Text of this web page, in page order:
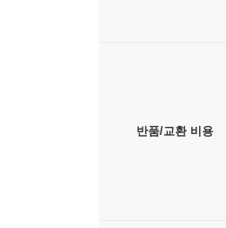
반품/교환 비용